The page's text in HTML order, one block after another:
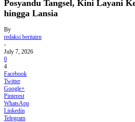
Posyandu Tangsel, Kini Layani
hingga Lansia
By
redaksi beritairn
-
July 7, 2026
0
4
Facebook
Twitter
Google+
Pinterest
WhatsApp
Linkedin
Telegram